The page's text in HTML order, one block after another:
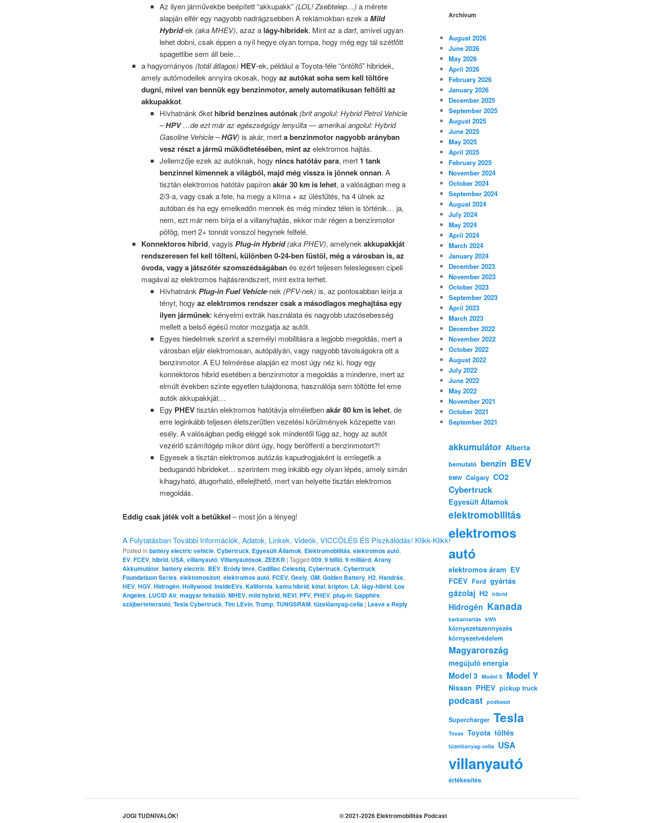
Az ilyen járművekbe beépített “akkupakk” (LOL! Zsebtelep…) a mérete
alapján elfér egy nagyobb nadrágzsebben A reklámokban ezek aMild
Hybrid-ek (aka MHEV), azaz a lágy-hibridek. Mint az adart, amivel ugyan
lehet dobni, csak éppen a nyíl hegye olyan tompa, hogy még egy tál szétfőtt
spagettibe sem áll bele…
a hagyományos (totál átlagos) HEV-ek, például a Toyota-féle “öntöltő” hibridek,
amely autómodellek annyira okosak, hogy az autókat soha sem kell töltőre
dugni, mivel van bennük egy benzinmotor, amely automatikusan feltölti az
akkupakkot.
Hívhatnánk őket hibrid benzines autónak (brit angolul: Hybrid Petrol Vehicle
–HPV…de ezt már az egészségügy lenyúlta — amerikai angolul: Hybrid
Gasoline Vehicle –HGV) is akár, merta benzinmotor nagyobb arányban
vesz részt a jármű működtetésében, mint az elektromos hajtás.
Jellemzője ezek az autóknak, hogy nincs hatótáv para, mert 1 tank
benzinnel kimennek a világból, majd még vissza is jönnek onnan. A
tisztán elektromos hatótáv papíronakár 30 km is lehet, a valóságban meg a
2/3-a, vagy csak a fele, ha megy a klíma + az ülésfűtés, ha 4 ülnek az
autóban és ha egy emelkedőn mennek és még mindez télen is történik… ja,
nem, ezt már nem bírja el a villanyhajtás, ekkor már régen a benzinmotor
pöfög, mert 2+ tonnát vonszol hegynek felfelé.
Konnektoros hibrid, vagyis Plug-in Hybrid(aka PHEV), amelynek akkupakkját
rendszeresen fel kell tölteni, különben 0-24-ben füstöl, még a városban is, az
óvoda, vagy a játszótér szomszédságábanés ezért teljesen feleslegesen cipeli
magával az elektromos hajtásrendszert, mint extra terhet.
Hívhatnánk Plug-in Fuel Vehicle-nek (PFV-nek) is, az pontosabban leírja a
tényt, hogy az elektromos rendszer csak a másodlagos meghajtása egy
ilyen járműnek: kényelmi extrák használata és nagyobb utazósebesség
mellett a belső égésű motor mozgatja az autót.
Egyes hiedelmek szerint a személyi mobilitásra a legjobb megoldás, mert a
városban eljár elektromosan, autópályán, vagy nagyobb távolságokra ott a
benzinmotor. A EU felmérése alapján ez most úgy néz ki, hogy egy
konnektoros hibrid esetében a benzinmotor a megoldás a mindenre, mert az
elmúlt években szinte egyetlen tulajdonosa, használója sem töltötte fel eme
autók akkupakkját…
Egy PHEVtisztán elektromos hatótávja elméletbenakár 80 km is lehet, de
erre leginkább teljesen életszerűtlen vezetési körülmények közepette van
esély. A valóságban pedig eléggé sok mindentől függ az, hogy az autót
vezérlő számítógép mikor dönt úgy, hogy beröffenti a benzinmotort?!
Egyesek a tisztán elektromos autózás kapudrogjaként is emlegetik a
bedugandó hibrideket… szerintem meg inkább egy olyan lépés, amely simán
kihagyható, átugorható, elfelejthető, mert van helyette tisztán elektromos
megoldás.
Eddig csak játék volt a betűkkel – most jön a lényeg!
A Folytatásban További Információk, Adatok, Linkek, Videók, VICCÖLÉS ÉS Piszkálódás! Klikk-Klikk!
Posted in battery electric vehicle, Cybertruck, Egyesült Államok, Elektromobilitás, elektromos autó,
EV, FCEV, hibrid, USA, villanyautó, Villanyautósok, ZEEKR | Tagged 009, 9 billió, 9 milliárd, Arany
Akkumulátor, battery electric, BEV, Bródy Imre, Cadillac Celestiq, Cybertruck, Cybertruck
Foundatiuon Series, elektomosított, elektromos autó, FCEV, Geely, GM, Golden Battery, H2, Handrás,
HEV, HGV, Hidrogén, Hollywood, InsideEVs, Kalifornia, kamu hibrid, kínai, kripton, LA, lágy-hibrid, Los
Angeles, LUCID Air, magyar feltaláló, MHEV, mild hybrid, NEVI, PFV, PHEV, plug-in, Sapphire,
szájberteherautó, Tesla Cybertruck, Tim LEvin, Trump, TUNGSRAM, tüzelőanyag-cella | Leave a Reply
Archívum
August 2026
June 2026
May 2026
April 2026
February 2026
January 2026
December 2025
September 2025
August 2025
June 2025
May 2025
April 2025
February 2025
November 2024
October 2024
September 2024
August 2024
July 2024
May 2024
April 2024
March 2024
January 2024
December 2023
November 2023
October 2023
September 2023
April 2023
March 2023
December 2022
November 2022
October 2022
August 2022
July 2022
June 2022
May 2022
November 2021
October 2021
September 2021
akkumulátor Alberta
bemutató benzin BEV
BMW Calgary CO2
Cybertruck
Egyesült Államok
elektromobilitás
elektromos
autó
elektromos áram EV
FCEV Ford gyártás
gázolaj H2 hibrid
Hidrogén Kanada
karbantartás kWh
környezetszennyezés
környezetvédelem
Magyarország
megújuló energia
Model 3 Model S Model Y
Nissan PHEV pickup truck
podcast podkaszt
Supercharger Tesla
Texas Toyota töltés
tüzelőanyag-cella USA
villanyautó
értékesítés
JOGI TUDNIVALÓK! © 2021-2026 Elektromobilitás Podcast